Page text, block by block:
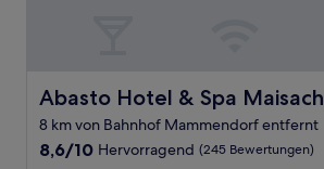
Abasto Hotel & Spa Maisach
Abasto Hotel & Spa Maisach
8 km von Bahnhof Mammendorf entfernt
8.6
8,6/10 Hervorragend (245 Bewertungen)